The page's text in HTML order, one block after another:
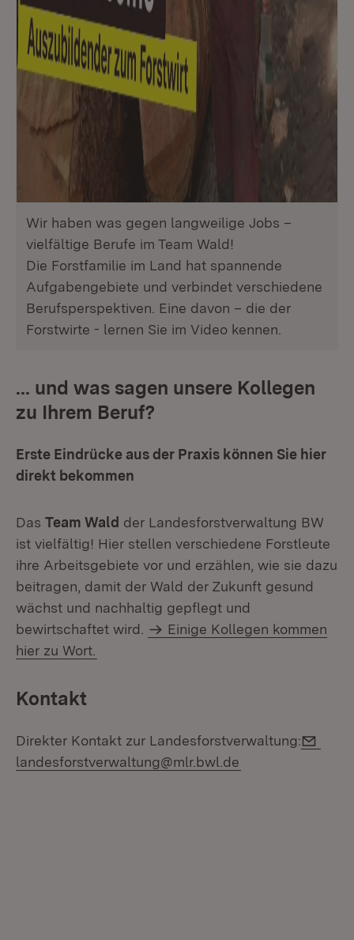
Wir haben was gegen langweilige Jobs –
vielfältige Berufe im Team Wald!
Die Forstfamilie im Land hat spannende
Aufgabengebiete und verbindet verschiedene
Berufsperspektiven. Eine davon – die der
Forstwirte - lernen Sie im Video kennen.
... und was sagen unsere Kollegen
zu Ihrem Beruf?
Erste Eindrücke aus der Praxis können Sie hier
direkt bekommen
Das Team Wald der Landesforstverwaltung BW
ist vielfältig! Hier stellen verschiedene Forstleute
ihre Arbeitsgebiete vor und erzählen, wie sie dazu
beitragen, damit der Wald der Zukunft gesund
wächst und nachhaltig gepflegt und
bewirtschaftet wird.
Einige Kollegen kommen
hier zu Wort.
Kontakt
Direkter Kontakt zur Landesforstverwaltung:
landesforstverwaltung@mlr.bwl.de